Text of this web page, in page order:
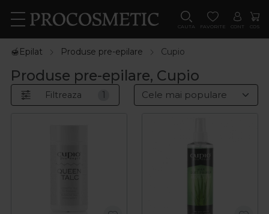
CAUTA FAVORITE CONT COS
🍯Epilat Produse pre-epilare Cupio
Produse pre-epilare, Cupio
Filtreaza 1